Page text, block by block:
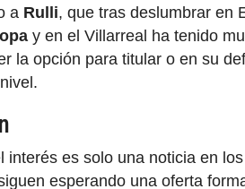
a Rulli, que tras deslumbrar en
y en el Villarreal ha tenido
la opción para titular o en su
interés es solo una noticia en
esperando una oferta